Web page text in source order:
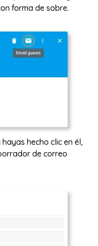
forma de sobre.
hecho clic en él,
de correo